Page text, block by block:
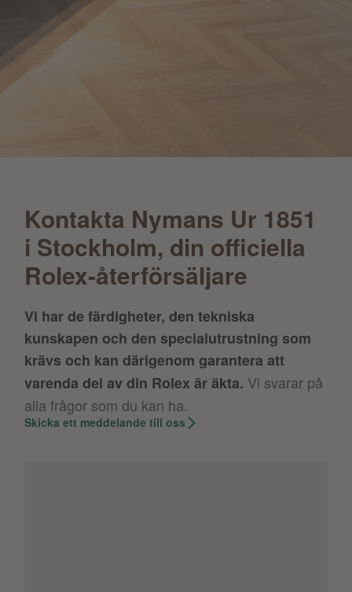
Kontakta Nymans Ur 1851
i Stockholm, din officiella
Rolex-återförsäljare
Vi har de färdigheter, den tekniska
kunskapen och den specialutrustning som
krävs och kan därigenom garantera att
varenda del av din Rolex är äkta. Vi svarar på
alla frågor som du kan ha.
Skicka ett meddelande till oss